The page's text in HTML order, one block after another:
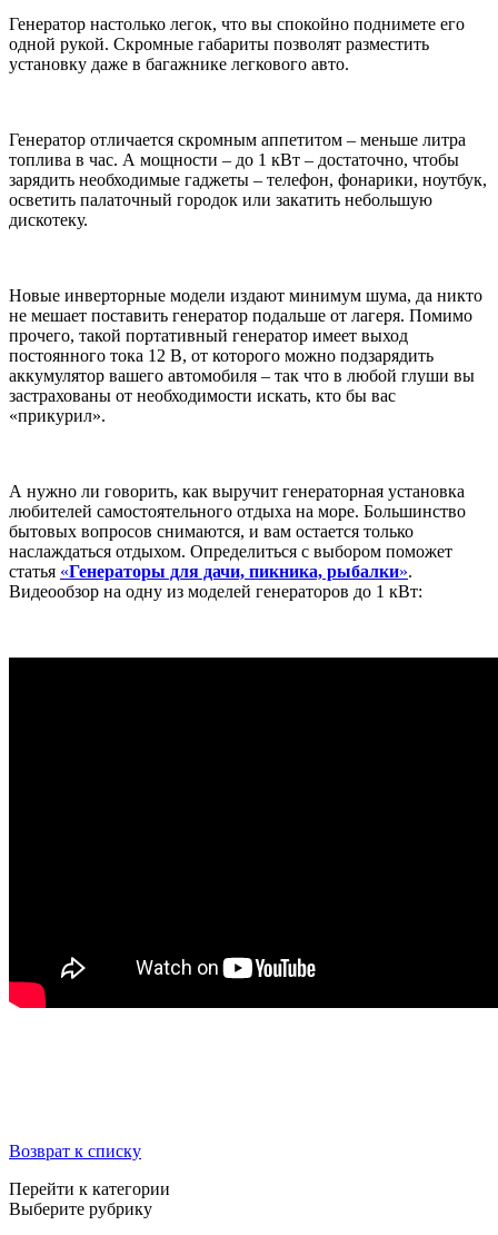
Генератор настолько легок, что вы спокойно поднимете его
одной рукой. Скромные габариты позволят разместить
установку даже в багажнике легкового авто.
Генератор отличается скромным аппетитом – меньше литра
топлива в час. А мощности – до 1 кВт – достаточно, чтобы
зарядить необходимые гаджеты – телефон, фонарики, ноутбук,
осветить палаточный городок или закатить небольшую
дискотеку.
Новые инверторные модели издают минимум шума, да никто
не мешает поставить генератор подальше от лагеря. Помимо
прочего, такой портативный генератор имеет выход
постоянного тока 12 В, от которого можно подзарядить
аккумулятор вашего автомобиля – так что в любой глуши вы
застрахованы от необходимости искать, кто бы вас
«прикурил».
А нужно ли говорить, как выручит генераторная установка
любителей самостоятельного отдыха на море. Большинство
бытовых вопросов снимаются, и вам остается только
наслаждаться отдыхом. Определиться с выбором поможет
статья «Генераторы для дачи, пикника, рыбалки».
Видеообзор на одну из моделей генераторов до 1 кВт:
Возврат к списку
Перейти к категории
Выберите рубрику